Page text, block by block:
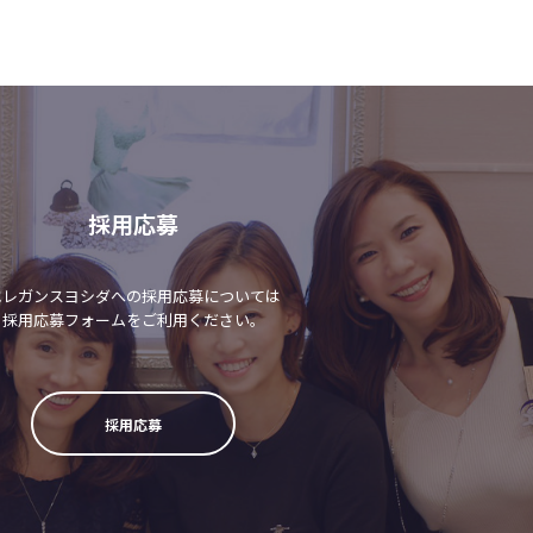
採用応募
ガンスヨシダへの採用応募については
採用応募フォームをご利用ください。
採用応募